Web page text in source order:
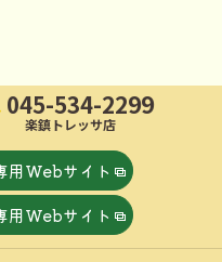
045-534-2299
楽鎮トレッサ店
用Webサイト
用Webサイト